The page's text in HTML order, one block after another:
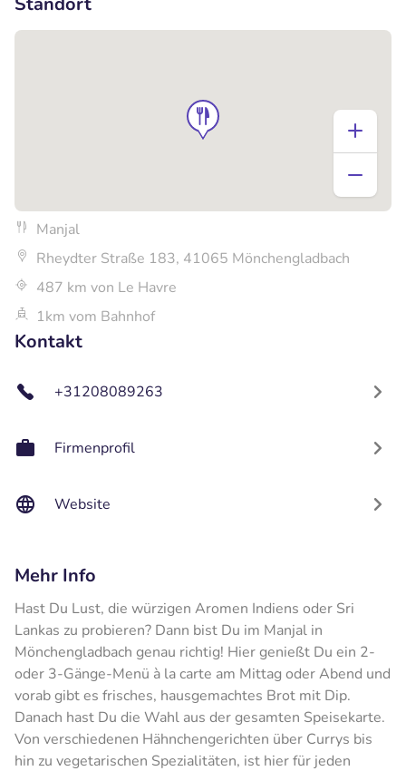
Manjal
Rheydter Straße 183, 41065 Mönchengladbach
487 km von Le Havre
1km vom Bahnhof
Kontakt
+31208089263
Firmenprofil
Website
Mehr Info
Hast Du Lust, die würzigen Aromen Indiens oder Sri
Lankas zu probieren? Dann bist Du im Manjal in
Mönchengladbach genau richtig! Hier genießt Du ein 2-
oder 3-Gänge-Menü à la carte am Mittag oder Abend und
vorab gibt es frisches, hausgemachtes Brot mit Dip.
Danach hast Du die Wahl aus der gesamten Speisekarte.
Von verschiedenen Hähnchengerichten über Currys bis
hin zu vegetarischen Spezialitäten, ist hier für jeden